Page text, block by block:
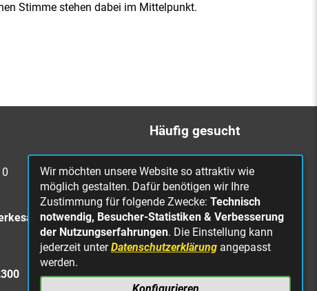
Stimme stehen dabei im Mittelpunkt.
Häufig gesucht
Bürgerbüro
Online Rathaus
Was erledige ich wo?
Stellenangebote
Mängelmeldung
defekt
Wir möchten unsere Website so attraktiv wie
möglich gestalten. Dafür benötigen wir Ihre
Zustimmung für folgende Zwecke: Technisch
notwendig, Besucher-Statistiken & Verbesserung
der Nutzungserfahrungen. Die Einstellung kann
jederzeit unterDatenschutzerklärung angepasst
werden.